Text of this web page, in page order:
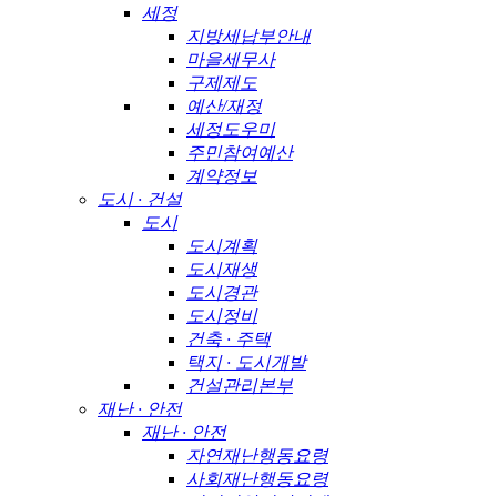
세정
지방세납부안내
마을세무사
구제제도
예산/재정
세정도우미
주민참여예산
계약정보
도시 · 건설
도시
도시계획
도시재생
도시경관
도시정비
건축 · 주택
택지 · 도시개발
건설관리본부
재난 · 안전
재난 · 안전
자연재난행동요령
사회재난행동요령